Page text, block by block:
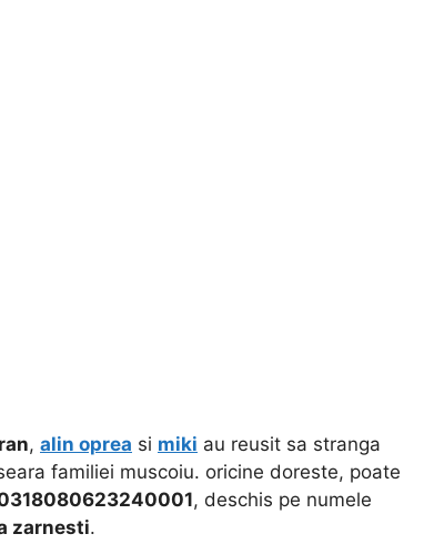
, alin oprea si miki au reusit sa stranga
familiei muscoiu. oricine doreste, poate
, deschis pe numele
zarnesti.